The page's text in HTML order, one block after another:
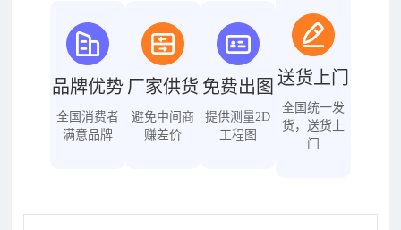
品牌优势
全国消费者
满意品牌
厂家供货
避免中间商
赚差价
免费出图
提供测量2D
工程图
送货上门
全国统一发
货，送货上
门